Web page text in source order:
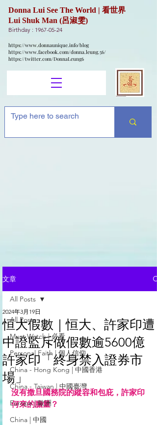
Donna Lui See The World | 看世界
Lui Shuk Man (呂淑雯)
Birthday : 1967-05-24
https://www.donnaunique.info/blog
https://www.facebook.com/donna.leung.56/
https://twitter.com/DonnaLeung6
文章
All Posts
Must Watch | 必看
Personal Faith | 個人信仰
China - Hong Kong | 中國香港
China - Taiwan | 中國臺灣
Europe | 歐洲
China | 中國
All Posts
恒大假數｜恒大、許家印遭
中證監斥做假數逾5600億
許家印「終身禁入證券市
場」
2024年3月19日
沒有撒旦國務院的縱容和包庇，許家印
何來的膽量？